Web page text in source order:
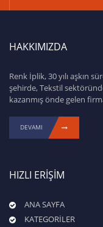
HAKKIMIZDA
Renk İplik, 30 yılı aşkın
şehirde, Tekstil
kazanmış önde gelen
DEVAMI
HIZLI ERİŞİM
ANA SAYFA
KATEGORİLER